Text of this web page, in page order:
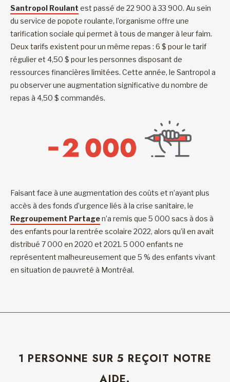
Santropol Roulant est passé de 22 900 à 33 900. Au sein
du service de popote roulante, l’organisme offre une
tarification sociale qui permet à tous de manger à leur faim.
Deux tarifs existent pour un même repas : 6 $ pour le tarif
régulier et 4,50 $ pour les personnes disposant de
ressources financières limitées. Cette année, le Santropol a
pu observer une augmentation significative du nombre de
repas à 4,50 $ commandés.
Faisant face à une augmentation des coûts et n’ayant plus
accès à des fonds d’urgence liés à la crise sanitaire, le
Regroupement Partagen’a remis que 5 000 sacs à dos à
des enfants pour la rentrée scolaire 2022, alors qu’il en avait
distribué 7 000 en 2020 et 2021. 5 000 enfants ne
représentent malheureusement que 5 % des enfants vivant
en situation de pauvreté à Montréal.
1 PERSONNE SUR 5 REÇOIT NOTRE